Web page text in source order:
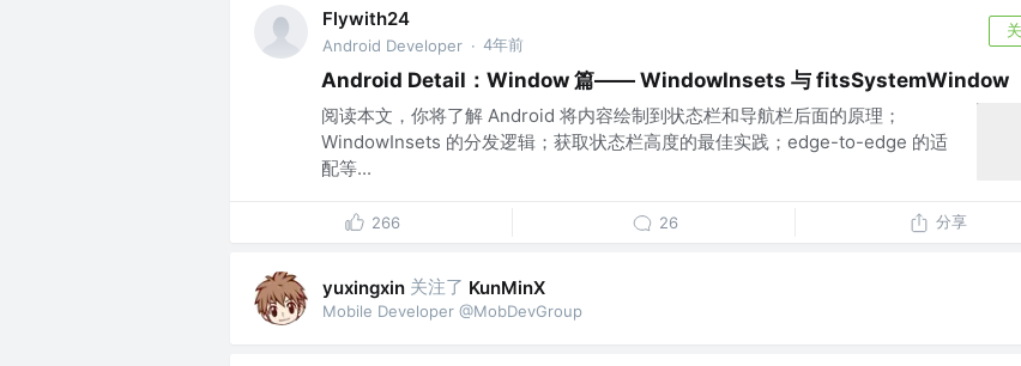
Flywith24
Android Developer · 4年前
Android Detail：Window 篇—— WindowInsets 与 fitsSystemWindow
阅读本文，你将了解 Android 将内容绘制到状态栏和导航栏后面的原理；
WindowInsets 的分发逻辑；获取状态栏高度的最佳实践；edge-to-edge 的适
配等...
266 26 分享
yuxingxin 关注了 KunMinX
Mobile Developer @MobDevGroup